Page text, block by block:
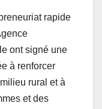
rapide
ont signé une
à renforcer
rural et à
et des